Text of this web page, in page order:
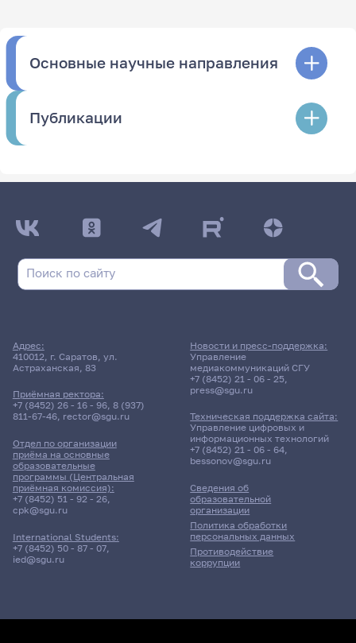
Основные научные направления
Публикации
Адрес:
410012, г. Саратов, ул.
Астраханская, 83
Приёмная ректора:
+7 (8452) 26 - 16 - 96, 8 (937)
811-67-46, rector@sgu.ru
Отдел по организации
приёма на основные
образовательные
программы (Центральная
приёмная комиссия):
+7 (8452) 51 - 92 - 26,
cpk@sgu.ru
International Students:
+7 (8452) 50 - 87 - 07,
ied@sgu.ru
Сведения об
образовательной
организации
Политика обработки
персональных данных
Противодействие
коррупции
Новости и пресс-поддержка:
Управление
медиакоммуникаций СГУ
+7 (8452) 21 - 06 - 25,
press@sgu.ru
Техническая поддержка сайта:
Управление цифровых и
информационных технологий
+7 (8452) 21 - 06 - 64,
bessonov@sgu.ru